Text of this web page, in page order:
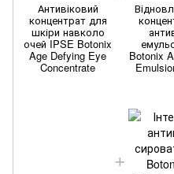
Антивіковий
концентрат для
шкіри навколо
очей IPSE Botonix
Age Defying Eye
Concentrate
Botonix